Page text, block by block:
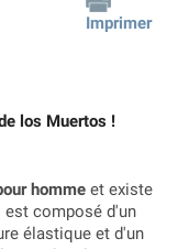
Imprimer
los Muertos !
homme et existe
est composé d'un
élastique et d'un